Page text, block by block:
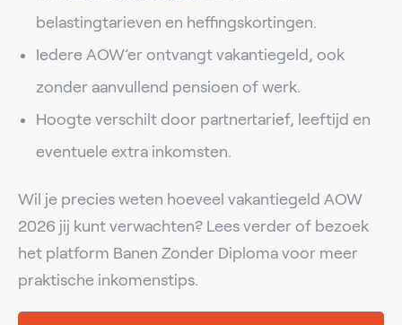
belastingtarieven en heffingskortingen.
Iedere AOW’er ontvangt vakantiegeld, ook
zonder aanvullend pensioen of werk.
Hoogte verschilt door partnertarief, leeftijd en
eventuele extra inkomsten.
Wil je precies weten hoeveel vakantiegeld AOW
2026 jij kunt verwachten? Lees verder of bezoek
het platform Banen Zonder Diploma voor meer
praktische inkomenstips.